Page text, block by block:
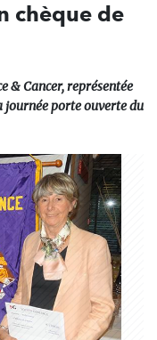
chèque de
& Cancer, représentée
porte ouverte du